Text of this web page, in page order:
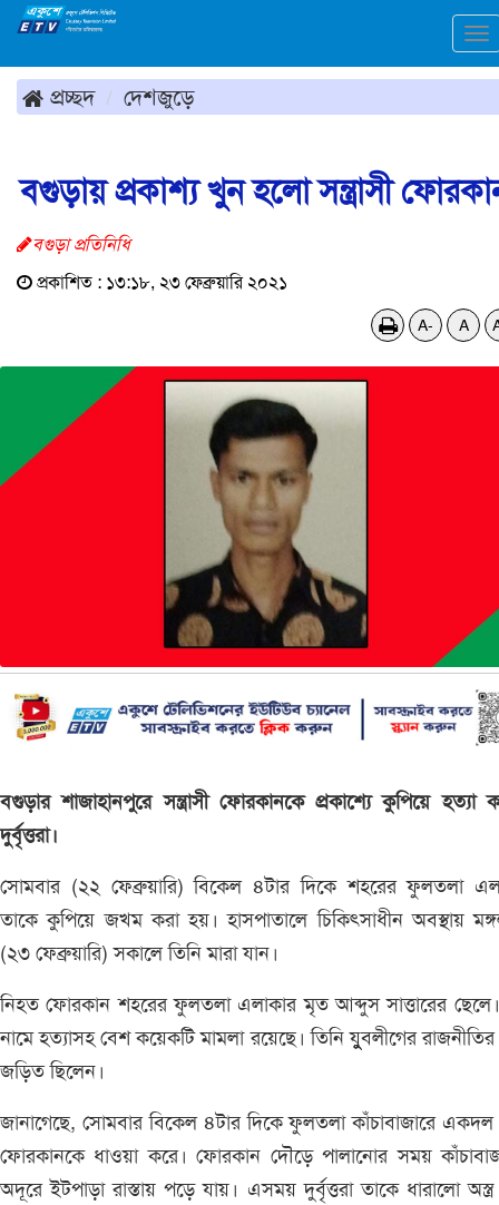
প্রচ্ছদ দেশজুড়ে
বগুড়ায় প্রকাশ্য খুন হলো সন্ত্রাসী
বগুড়া প্রতিনিধি
প্রকাশিত : ১৩:১৮, ২৩ ফেব্রুয়ারি ২০২১
A- A
বগুড়ার শাজাহানপুরে সন্ত্রাসী ফোরকানকে প্রকাশ্যে কুপিয়ে হত্যা
দুর্বৃত্তরা।
সোমবার (২২ ফেব্রুয়ারি) বিকেল ৪টার দিকে শহরের ফুলতলা
তাকে কুপিয়ে জখম করা হয়। হাসপাতালে চিকিৎসাধীন অবস্থায়
(২৩ ফেব্রুয়ারি) সকালে তিনি মারা যান।
নিহত ফোরকান শহরের ফুলতলা এলাকার মৃত আব্দুস সাত্তারের
নামে হত্যাসহ বেশ কয়েকটি মামলা রয়েছে। তিনি যুুুুবলীগের রাজনীতির
জড়িত ছিলেন।
জানাগেছে, সোমবার বিকেল ৪টার দিকে ফুলতলা কাঁচাবাজারে একদল
ফোরকানকে ধাওয়া করে। ফোরকান দৌড়ে পালানোর সময়
অদূরে ইটপাড়া রাস্তায় পড়ে যায়। এসময় দুর্বৃত্তরা তাকে ধারালো অস্ত্র